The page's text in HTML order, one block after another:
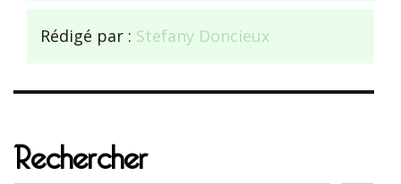
Rédigé par : Stefany Doncieux
Rechercher